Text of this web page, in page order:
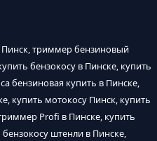
триммер бензиновый
бензокосу в Пинске, купить
бензиновая купить в Пинске,
купить мотокосу Пинск, купить
Profi в Пинске, купить
штенли в Пинске,